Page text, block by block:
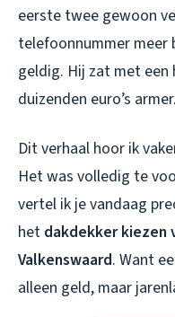
eerste twee gewoon
telefoonnummer meer
geldig. Hij zat met een
duizenden euro’s armer.
Dit verhaal hoor ik
Het was volledig te
vertel ik je vandaag
het dakdekker kiezen
Valkenswaard. Want
alleen geld, maar